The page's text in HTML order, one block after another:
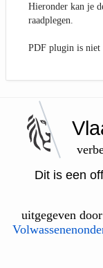
Hieronder kan je
raadplegen.
PDF plugin is niet
Dit is een
uitgegeven door